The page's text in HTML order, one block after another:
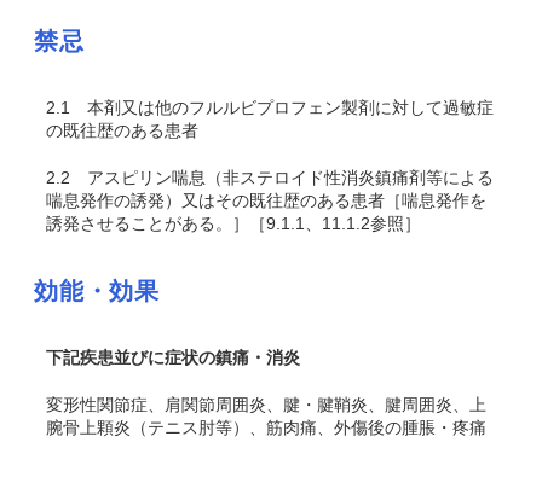
禁忌
2.1
本剤又は他のフルルビプロフェン製剤に対して過敏症
の既往歴のある患者
2.2 アスピリン喘息（非ステロイド性消炎鎮痛剤等による
喘息発作の誘発）又はその既往歴のある患者［喘息発作を
誘発させることがある。］［9.1.1、11.1.2参照］
効能・効果
下記疾患並びに症状の鎮痛・消炎
変形性関節症、肩関節周囲炎、腱・腱鞘炎、腱周囲炎、上
腕骨上顆炎（テニス肘等）、筋肉痛、外傷後の腫脹・疼痛